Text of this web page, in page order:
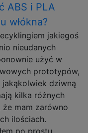
ABS i PLA
włókna?
jakiegoś
nieudanych
użyć w
prototypów,
dziwną
kilka różnych
mam zarówno
ilościach.
po prostu …